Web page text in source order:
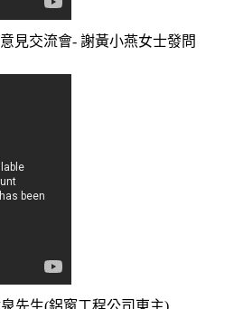
見交流會- 謝黃小燕女士發問
先生(鋁窗工程公司東主)